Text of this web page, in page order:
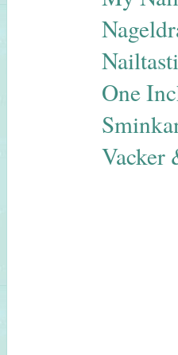
One
Vacker